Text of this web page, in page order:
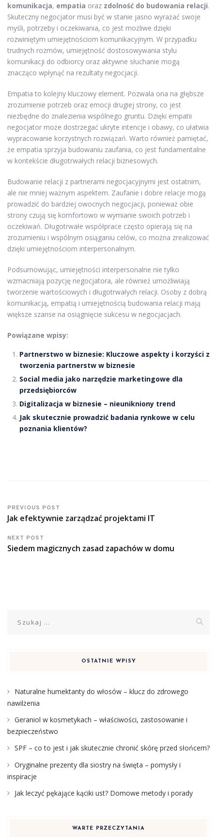
komunikacja, empatia oraz zdolność do budowania relacji.
Skuteczny negocjator musi być w stanie jasno wyrażać swoje
myśli, potrzeby i oczekiwania, co jest możliwe dzięki
rozwiniętym umiejętnościom komunikacyjnym. W przypadku
trudnych rozmów, umiejętność dostosowywania stylu
komunikacji do odbiorcy oraz aktywne słuchanie mogą
znacząco wpłynąć na rezultaty negocjacji.
Empatia to kolejny kluczowy element. Pozwala ona na głębsze
zrozumienie potrzeb oraz emocji drugiej strony, co jest
niezbędne do znalezienia wspólnego gruntu. Dzięki empatii
negocjator może dostrzegać ukryte intencje i obawy, co ułatwia
wypracowanie korzystnych rozwiązań. Warto również pamiętać,
że empatia sprzyja budowaniu zaufania, co jest fundamentalne
w kontekście długotrwałych relacji biznesowych.
Budowanie relacji z partnerami negocjacyjnymi jest ostatnim,
ale nie mniej ważnym aspektem. Zaufanie i dobre relacje mogą
prowadzić do bardziej owocnych negocjacji, ponieważ obie
strony czują się komfortowo w wymianie swoich potrzeb i
oczekiwań. Długotrwałe współprace często opierają się na
zrozumieniu i wspólnym osiąganiu celów, co można zrealizować
dzięki umiejętnościom interpersonalnym.
Podsumowując, umiejętności interpersonalne nie tylko
wzmacniają pozycję negocjatora, ale również umożliwiają
tworzenie wartościowych i długotrwałych relacji. Osoby z dobrą
komunikacją, empatią i umiejętnością budowania relacji mają
większe szanse na osiągnięcie sukcesu w negocjacjach.
Powiązane wpisy:
Partnerstwo w biznesie: Kluczowe aspekty i korzyści z
tworzenia partnerstw w biznesie
Social media jako narzędzie marketingowe dla
przedsiębiorców
Digitalizacja w biznesie – nieunikniony trend
Jak skutecznie prowadzić badania rynkowe w celu
poznania klientów?
PREVIOUS POST
Jak efektywnie zarządzać projektami IT
NEXT POST
Siedem magicznych zasad zapachów w domu
OSTATNIE WPISY
Naturalne humektanty do włosów – klucz do zdrowego
nawilżenia
Geraniol w kosmetykach – właściwości, zastosowanie i
bezpieczeństwo
SPF – co to jest i jak skutecznie chronić skórę przed słońcem?
Oryginalne prezenty dla siostry na święta – pomysły i
inspiracje
Jak leczyć pękające kąciki ust? Domowe metody i porady
WARTE PRZECZYTANIA